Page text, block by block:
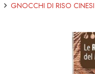
GNOCCHI DI RISO